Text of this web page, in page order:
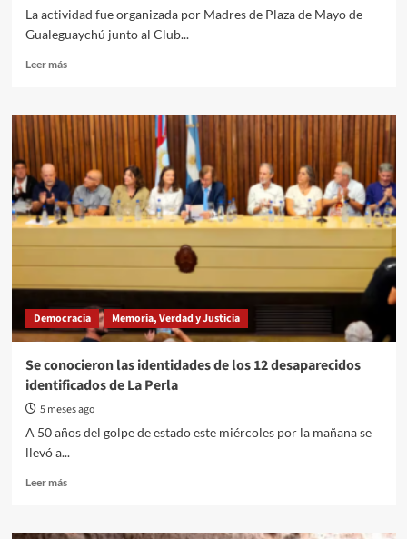
La actividad fue organizada por Madres de Plaza de Mayo de
Gualeguaychú junto al Club...
Leer másRead
Se
realizó
la
primera
Caravana
Náutica
por
Memoria
en
el
Gualeguaychú
Democracia Memoria, Verdad y Justicia
Se conocieron las identidades de los 12 desaparecidos
identificados de La Perla
5 meses ago
A 50 años del golpe de estado este miércoles por la mañana se
llevó a...
Leer másRead
Se